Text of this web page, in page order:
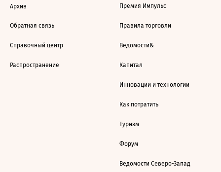
Архив
Обратная связь
Справочный центр
Распространение
Премия Импульс
Правила торговли
Ведомости&
Капитал
Инновации и технологии
Как потратить
Туризм
Форум
Ведомости Северо-Запад